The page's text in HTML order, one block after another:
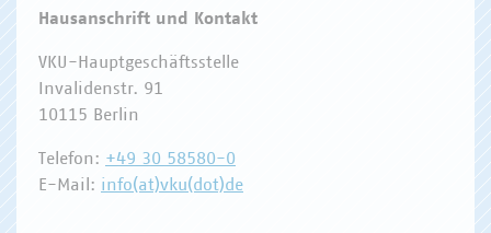
Hausanschrift und Kontakt
VKU-Hauptgeschäftsstelle
Invalidenstr. 91
10115 Berlin
Telefon: +49 30 58580-0
E-Mail: info(at)vku(dot)de